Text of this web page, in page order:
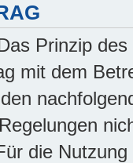
Prinzip
mit dem
die